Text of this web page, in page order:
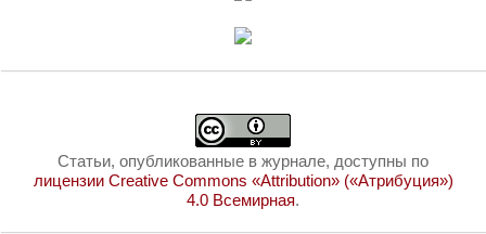
Статьи, опубликованные в журнале, доступны по
лицензии Creative Commons «Attribution» («Атрибуция»)
4.0 Всемирная.